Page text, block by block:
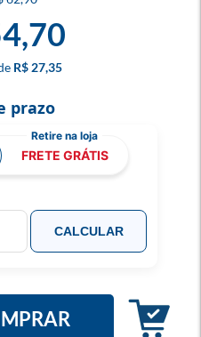
R$ 27,35
prazo
FRETE GRÁTIS
CALCULAR